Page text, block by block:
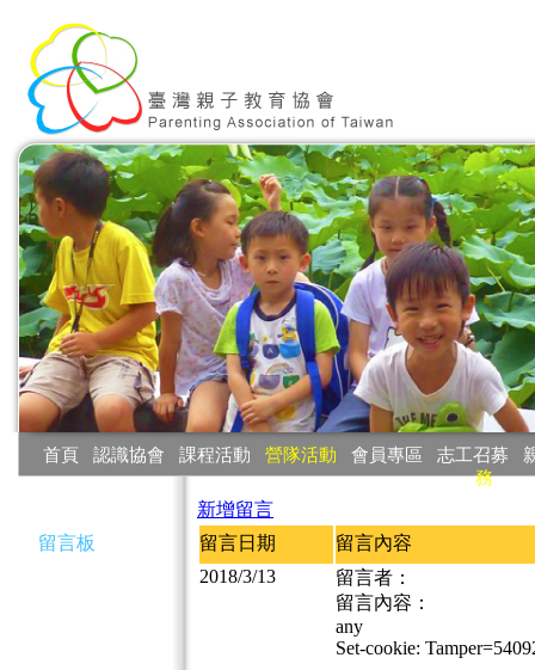
首頁 認識協會 課程活動 營隊活動 會員專區 志工召募
務
留言板
新增留言
留言日期
留言內容
2018/3/13
留言者：
留言內容：
any
Set-cookie: